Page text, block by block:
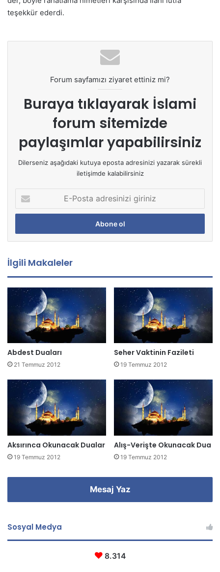
teşekkür ederdi.
Forum sayfamızı ziyaret ettiniz mi?
Buraya tıklayarak İslami
forum sitemizde
paylaşımlar yapabilirsiniz
Dilerseniz aşağıdaki kutuya eposta adresinizi yazarak sürekli
iletişimde kalabilirsiniz
P
s
a
d
r
e
s
g
i
i
İlgili Makaleler
Abdest Duaları
21 Temmuz 2012
Seher Vaktinin Fazileti
19 Temmuz 2012
Aksırınca Okunacak Dualar
19 Temmuz 2012
Alış-Verişte Okunacak Dua
19 Temmuz 2012
Mesaj Yaz
Sosyal Medya
8.314